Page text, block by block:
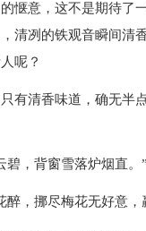
惬意，这不是期待了
清冽的铁观音瞬间清
呢？
有清香味道，确无半
碧，背窗雪落炉烟直。”
醉，挪尽梅花无好意，